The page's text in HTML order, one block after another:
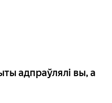
адпраўлялі вы, а